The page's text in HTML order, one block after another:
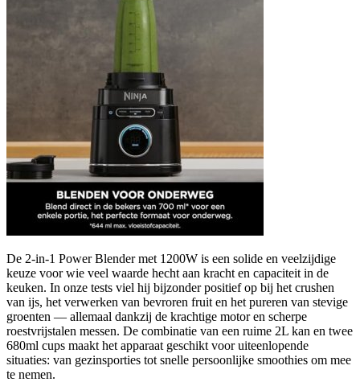
De 2-in-1 Power Blender met 1200W is een solide en veelzijdige
keuze voor wie veel waarde hecht aan kracht en capaciteit in de
keuken. In onze tests viel hij bijzonder positief op bij het crushen
van ijs, het verwerken van bevroren fruit en het pureren van stevige
groenten — allemaal dankzij de krachtige motor en scherpe
roestvrijstalen messen. De combinatie van een ruime 2L kan en twee
680ml cups maakt het apparaat geschikt voor uiteenlopende
situaties: van gezinsporties tot snelle persoonlijke smoothies om mee
te nemen.